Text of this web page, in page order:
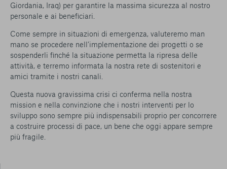
Giordania, Iraq) per garantire la massima sicurezza al nostro
personale e ai beneficiari.
Come sempre in situazioni di emergenza, valuteremo man
mano se procedere nell’implementazione dei progetti o se
sospenderli finché la situazione permetta la ripresa delle
attività, e terremo informata la nostra rete di sostenitori e
amici tramite i nostri canali.
Questa nuova gravissima crisi ci conferma nella nostra
mission e nella convinzione che i nostri interventi per lo
sviluppo sono sempre più indispensabili proprio per concorrere
a costruire processi di pace, un bene che oggi appare sempre
più fragile.